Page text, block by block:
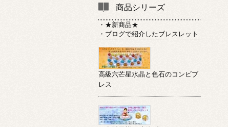
商品シリーズ
・★新商品★
・ブログで紹介したブレスレット
高級六芒星水晶と色石のコンビブ
レス